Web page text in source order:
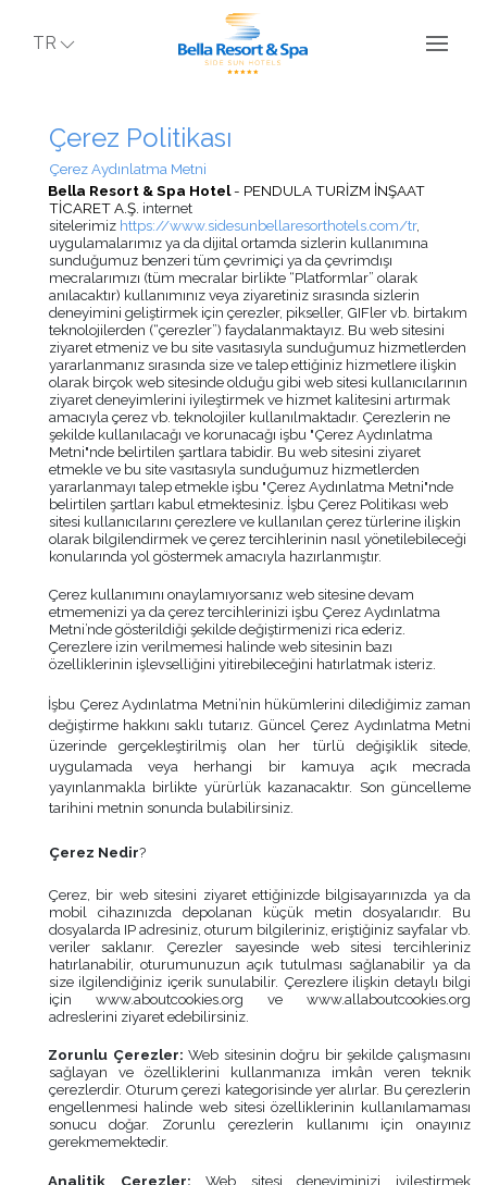
TR
Çerez Politikası
Çerez Aydınlatma Metni
Bella Resort & Spa Hotel- PENDULA TURİZM İNŞAAT
TİCARET A.Ş. internet
sitelerimiz https://www.sidesunbellaresorthotels.com/tr,
uygulamalarımız ya da dijital ortamda sizlerin kullanımına
sunduğumuz benzeri tüm çevrimiçi ya da çevrimdışı
mecralarımızı (tüm mecralar birlikte “Platformlar” olarak
anılacaktır) kullanımınız veya ziyaretiniz sırasında sizlerin
deneyimini geliştirmek için çerezler, pikseller, GIFler vb. birtakım
teknolojilerden (“çerezler”) faydalanmaktayız. Bu web sitesini
ziyaret etmeniz ve bu site vasıtasıyla sunduğumuz hizmetlerden
yararlanmanız sırasında size ve talep ettiğiniz hizmetlere ilişkin
olarak birçok web sitesinde olduğu gibi web sitesi kullanıcılarının
ziyaret deneyimlerini iyileştirmek ve hizmet kalitesini artırmak
amacıyla çerez vb. teknolojiler kullanılmaktadır. Çerezlerin ne
şekilde kullanılacağı ve korunacağı işbu "Çerez Aydınlatma
Metni"nde belirtilen şartlara tabidir. Bu web sitesini ziyaret
etmekle ve bu site vasıtasıyla sunduğumuz hizmetlerden
yararlanmayı talep etmekle işbu "Çerez Aydınlatma Metni"nde
belirtilen şartları kabul etmektesiniz. İşbu Çerez Politikası web
sitesi kullanıcılarını çerezlere ve kullanılan çerez türlerine ilişkin
olarak bilgilendirmek ve çerez tercihlerinin nasıl yönetilebileceği
konularında yol göstermek amacıyla hazırlanmıştır.
Çerez kullanımını onaylamıyorsanız web sitesine devam
etmemenizi ya da çerez tercihlerinizi işbu Çerez Aydınlatma
Metni’nde gösterildiği şekilde değiştirmenizi rica ederiz.
Çerezlere izin verilmemesi halinde web sitesinin bazı
özelliklerinin işlevselliğini yitirebileceğini hatırlatmak isteriz.
İşbu Çerez Aydınlatma Metni’nin hükümlerini dilediğimiz zaman
değiştirme hakkını saklı tutarız. Güncel Çerez Aydınlatma Metni
üzerinde gerçekleştirilmiş olan her türlü değişiklik sitede,
uygulamada veya herhangi bir kamuya açık mecrada
yayınlanmakla birlikte yürürlük kazanacaktır. Son güncelleme
tarihini metnin sonunda bulabilirsiniz.
Çerez Nedir?
Çerez, bir web sitesini ziyaret ettiğinizde bilgisayarınızda ya da
mobil cihazınızda depolanan küçük metin dosyalarıdır. Bu
dosyalarda IP adresiniz, oturum bilgileriniz, eriştiğiniz sayfalar vb.
veriler saklanır. Çerezler sayesinde web sitesi tercihleriniz
hatırlanabilir, oturumunuzun açık tutulması sağlanabilir ya da
size ilgilendiğiniz içerik sunulabilir. Çerezlere ilişkin detaylı bilgi
için www.aboutcookies.org ve www.allaboutcookies.org
adreslerini ziyaret edebilirsiniz.
Zorunlu Çerezler:Web sitesinin doğru bir şekilde çalışmasını
sağlayan ve özelliklerini kullanmanıza imkân veren teknik
çerezlerdir. Oturum çerezi kategorisinde yer alırlar. Bu çerezlerin
engellenmesi halinde web sitesi özelliklerinin kullanılamaması
sonucu doğar. Zorunlu çerezlerin kullanımı için onayınız
gerekmemektedir.
Analitik Çerezler:Web sitesi deneyiminizi iyileştirmek